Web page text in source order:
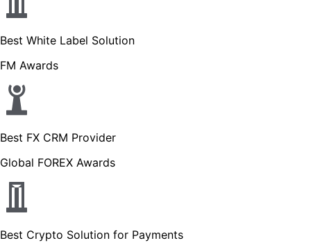
Best White Label Solution
FM Awards
Best FX CRM Provider
Global FOREX Awards
Best Crypto Solution for Payments